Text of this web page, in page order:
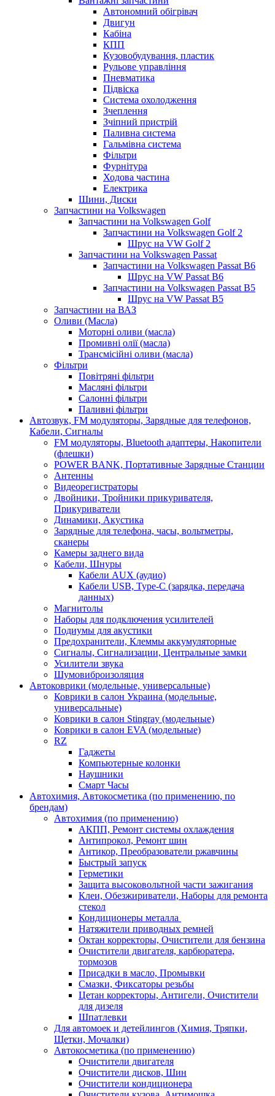
Автономний обігрівач
Двигун
Кабіна
КПП
Кузовобудування, пластик
Рульове управління
Пневматика
Підвіска
Система охолодження
Зчеплення
Зчіпний пристрій
Паливна система
Гальмівна система
Фільтри
Фурнітура
Ходова частина
Електрика
Шини, Диски
Запчастини на Volkswagen
Запчастини на Volkswagen Golf
Запчастини на Volkswagen Golf 2
Шрус на VW Golf 2
Запчастини на Volkswagen Passat
Запчастини на Volkswagen Passat B6
Шрус на VW Passat B6
Запчастини на Volkswagen Passat B5
Шрус на VW Passat B5
Запчастини на ВАЗ
Оливи (Масла)
Моторні оливи (масла)
Промивні олії (масла)
Трансмісійні оливи (масла)
Фільтри
Повітряні фільтри
Масляні фільтри
Салонні фільтри
Паливні фільтри
Автозвук, FM модуляторы, Зарядные для телефонов,
Кабели, Сигналы
FM модуляторы, Bluetooth адаптеры, Накопители
(флешки)
POWER BANK, Портативные Зарядные Станции
Антенны
Видеорегистраторы
Двойники, Тройники прикуривателя,
Прикуриватели
Динамики, Акустика
Зарядные для телефона, часы, вольтметры,
сканеры
Камеры заднего вида
Кабели, Шнуры
Кабели AUX (аудио)
Кабели USB, Type-C (зарядка, передача
данных)
Магнитолы
Наборы для подключения усилителей
Подиумы для акустики
Предохранители, Клеммы аккумуляторные
Сигналы, Сигнализации, Центральные замки
Усилители звука
Шумовиброизоляция
Автоковрики (модельные, универсальные)
Коврики в салон Украина (модельные,
универсальные)
Коврики в салон Stingray (модельные)
Коврики в салон EVA (модельные)
RZ
Гаджеты
Компьютерные колонки
Наушники
Смарт Часы
Автохимия, Автокосметика (по применению, по
брендам)
Автохимия (по применению)
АКПП, Ремонт системы охлаждения
Антипрокол, Ремонт шин
Антикор, Преобразователи ржавчины
Быстрый запуск
Герметики
Защита высоковольтной части зажигания
Клеи, Обезжириватели, Наборы для ремонта
стекол
Кондиционеры металла
Натяжители приводных ремней
Октан корректоры, Очистители для бензина
Очистители двигателя, карбюратера,
тормозов
Присадки в масло, Промывки
Смазки, Фиксаторы резьбы
Цетан корректоры, Антигели, Очистители
для дизеля
Шпатлевки
Для автомоек и детейлингов (Химия, Тряпки,
Щетки, Мочалки)
Автокосметика (по применению)
Очистители двигателя
Очистители дисков, Шин
Очистители кондиционера